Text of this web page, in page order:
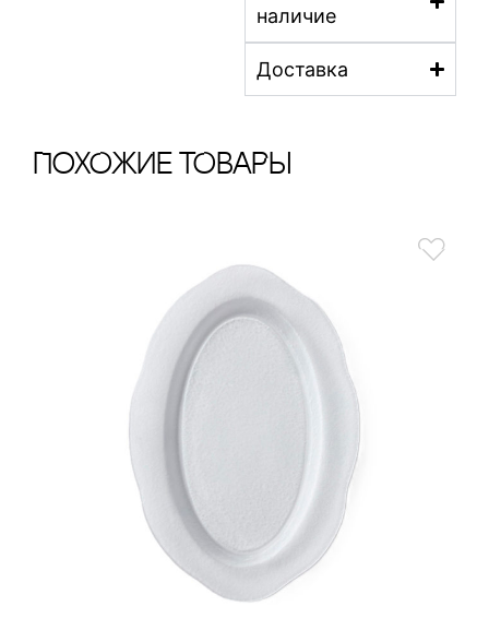
наличие
Доставка
ПохОжИе тОваРы